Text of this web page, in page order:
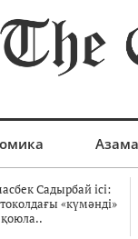
Садырбай ісі:
«күмәнді»